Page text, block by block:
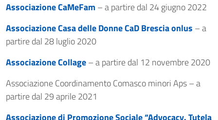
Associazione CaMeFam – a partire dal 24 giugno 2022
Associazione Casa delle Donne CaD Brescia onlus – a
partire dal 28 luglio 2020
Associazione Collage– a partire dal 12 novembre 2020
Associazione Coordinamento Comasco minori Aps – a
partire dal 29 aprile 2021
Associazione di Promozione Sociale “Advocacy. Tutela